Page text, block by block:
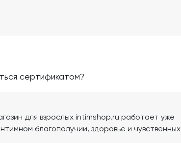
сертификатом?
для взрослых intimshop.ru работает уже
благополучии, здоровье и чувственных